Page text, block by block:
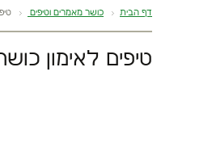
חדר כושר דף הבית כושר מאמרים וטיפים
טיפים לאימון